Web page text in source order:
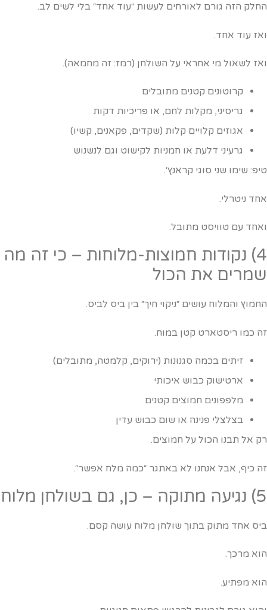
הזה גורם לאורחים לעשות ״עוד אחד״ בלי לשים לב.
עוד אחד.
לשאול מי אחראי על השולחן (רמז: זה מחמאה).
קרוטונים קטנים מתובלים
גריסיני, מקלות לחם, או פריכיות דקות
אגוזים קלויים קלות (שקדים, פקאנים, קשיו)
גרעיני דלעת או חמניות לקישוט וגם לנשנוש
שימו שני סוגי קראנץ׳.
ניטרלי.
עם טוויסט מתובל.
4) נקודות חמוצות-מלוחות – כי זה מה
את הכול
והמלוח עושים ״ניקוי חיך״ בין ביס לביס.
כמו ריסטארט קטן במוח.
זיתים בכמה סגנונות (ירוקים, קלמטה, מתובלים)
ארטישוק כבוש איכותי
מלפפונים חמוצים קטנים
בצלצלי פנינה או שום כבוש עדין
אל תבנו הכול על חמוצים.
כיף, אבל אנחנו לא באתגר ״כמה מלח אפשר״.
בשולחן מלוח
אחד מתוק בתוך שולחן מלוח עושה קסם.
מרכך.
מפתיע.